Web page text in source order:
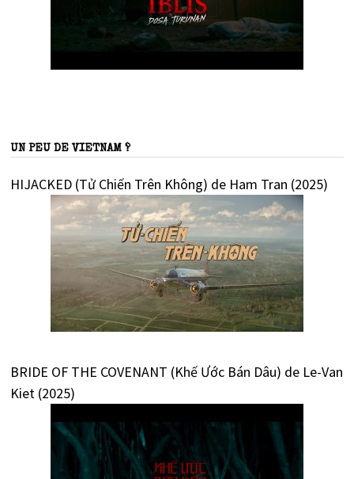
UN PEU DE VIETNAM ?
HIJACKED (Tử Chiến Trên Không) de Ham Tran (2025)
BRIDE OF THE COVENANT (Khế Ước Bán Dâu) de Le-Van
Kiet (2025)